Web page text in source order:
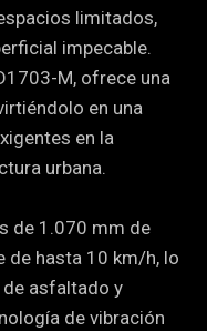
limitados,
impecable.
M, ofrece una
en una
en la
urbana.
de 1.070 mm de
de hasta 10 km/h, lo
asfaltado y
de vibración